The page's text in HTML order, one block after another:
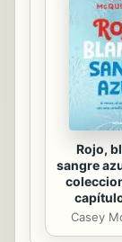
Rojo,
sangre
Casey